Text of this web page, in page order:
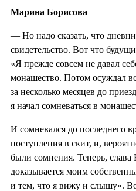
Марина Борисова
— Но надо сказать, что
свидетельство. Вот что
«Я прежде совсем не давал
монашество. Потом осуждал
за несколько месяцев до
я начал сомневаться в
И сомневался до последнего
поступления в скит, и,
были сомнения. Теперь, слава
доказывается моим
и тем, что я вижу и слышу».